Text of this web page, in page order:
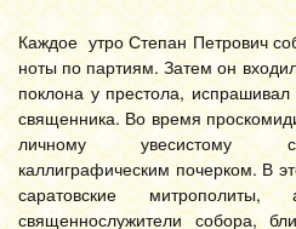
Каждое утро Степан Петрович
ноты по партиям. Затем он
поклона у престола,
священника. Во время
личному увесистому
каллиграфическим почерком. В
саратовские митрополиты,
священнослужители собора,